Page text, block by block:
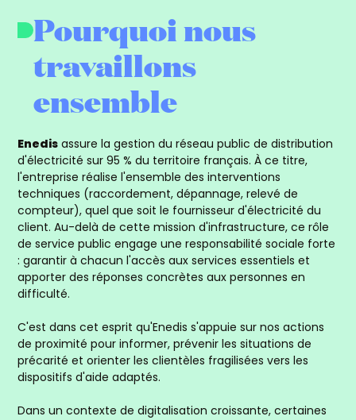
Pourquoi nous
travaillons
ensemble
Enedis assure la gestion du réseau public de distribution
d'électricité sur 95 % du territoire français. À ce titre,
l'entreprise réalise l'ensemble des interventions
techniques (raccordement, dépannage, relevé de
compteur), quel que soit le fournisseur d'électricité du
client. Au-delà de cette mission d'infrastructure, ce rôle
de service public engage une responsabilité sociale forte
: garantir à chacun l'accès aux services essentiels et
apporter des réponses concrètes aux personnes en
difficulté.
C'est dans cet esprit qu'Enedis s'appuie sur nos actions
de proximité pour informer, prévenir les situations de
précarité et orienter les clientèles fragilisées vers les
dispositifs d'aide adaptés.
Dans un contexte de digitalisation croissante, certaines